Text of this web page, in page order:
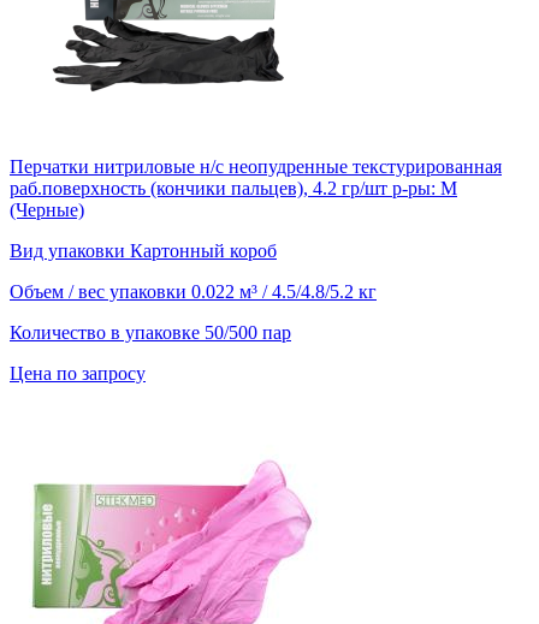
Перчатки нитриловые н/с неопудренные текстурированная
раб.поверхность (кончики пальцев), 4.2 гр/шт р-ры: M
(Черные)
Вид упаковки Картонный короб
Объем / вес упаковки 0.022 м³ / 4.5/4.8/5.2 кг
Количество в упаковке 50/500 пар
Цена по запросу